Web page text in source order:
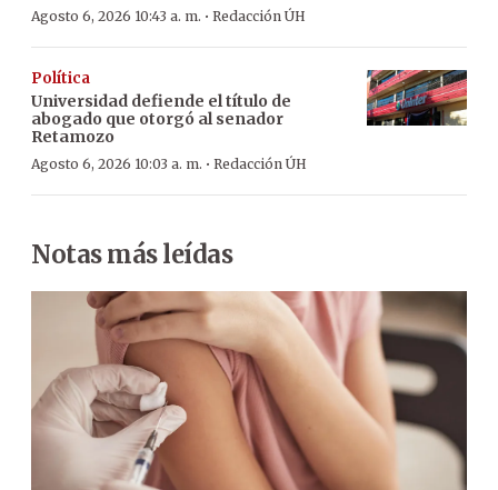
Agosto 6, 2026 10:43 a. m. · Redacción ÚH
Política
Universidad defiende el título de
abogado que otorgó al senador
Retamozo
Agosto 6, 2026 10:03 a. m. · Redacción ÚH
Notas más leídas